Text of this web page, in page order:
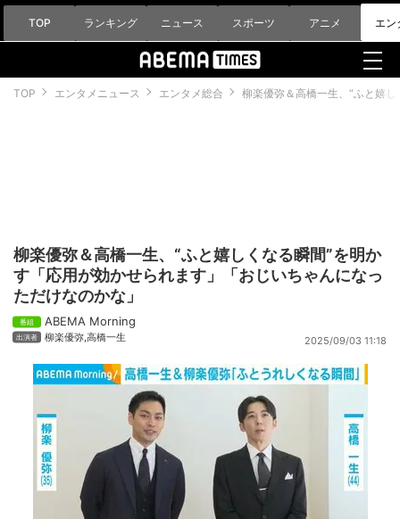
TOP ランキング ニュース スポーツ アニメ エン
TOP エンタメニュース エンタメ総合 柳楽優弥＆高橋一生、“ふと嬉
柳楽優弥＆高橋一生、“ふと嬉しくなる瞬間”を明か
す「応用が効かせられます」「おじいちゃんになっ
ただけなのかな」
ABEMA Morning
柳楽優弥,高橋一生 2025/09/03 11:18